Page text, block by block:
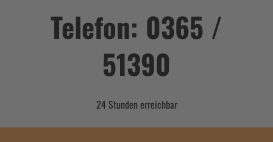
Telefon: 0365 /
51390
24 Stunden erreichbar